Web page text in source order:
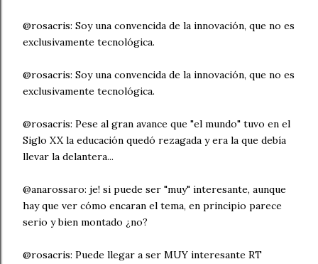
@rosacris: Soy una convencida de la innovación, que no es
exclusivamente tecnológica.
@rosacris: Soy una convencida de la innovación, que no es
exclusivamente tecnológica.
@rosacris: Pese al gran avance que "el mundo" tuvo en el
Siglo XX la educación quedó rezagada y era la que debía
llevar la delantera...
@anarossaro: je! si puede ser "muy" interesante, aunque
hay que ver cómo encaran el tema, en principio parece
serio y bien montado ¿no?
@rosacris: Puede llegar a ser MUY interesante RT